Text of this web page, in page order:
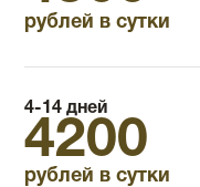
рублей в сутки
4-14 дней
4200
рублей в сутки